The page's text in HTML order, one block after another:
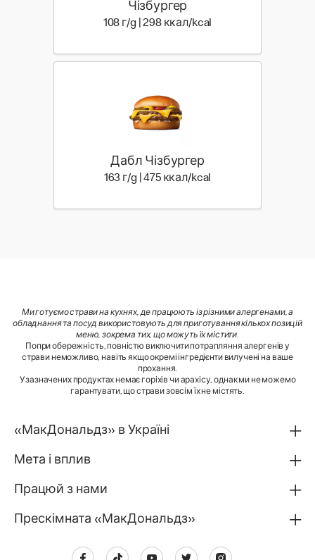
Чізбургер
108 г/g | 298 ккал/kcal
Дабл Чізбургер
163 г/g | 475 ккал/kcal
Ми готуємо страви на кухнях, де працюють із різними алергенами, а
обладнання та посуд використовують для приготування кількох позицій
меню, зокрема тих, що можуть їх містити.
Попри обережність, повністю виключити потрапляння алергенів у
страви неможливо, навіть якщо окремі інгредієнти вилучені на ваше
прохання.
У зазначених продуктах немає горіхів чи арахісу, однак ми не можемо
гарантувати, що страви зовсім їх не містять.
«МакДональдз» в Україні
Мета і вплив
Працюй з нами
Прескімната «МакДональдз»